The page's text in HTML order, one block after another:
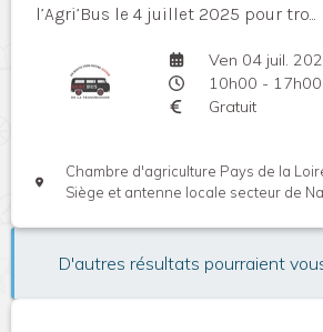
l’Agri’Bus le 4 juillet 2025 pour tro...
Ven 04 juil.
10h00 - 17h00
Gratuit
Chambre d'agriculture Pays de la
Siège et antenne locale secteur de Nantes La Géraudière, Rue Pierre
D'autres résultats pourraient